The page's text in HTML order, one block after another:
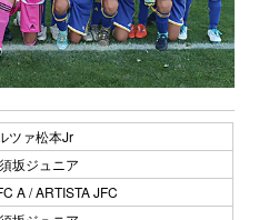
ツァ松本Jr
坂ジュニア
A / ARTISTA JFC